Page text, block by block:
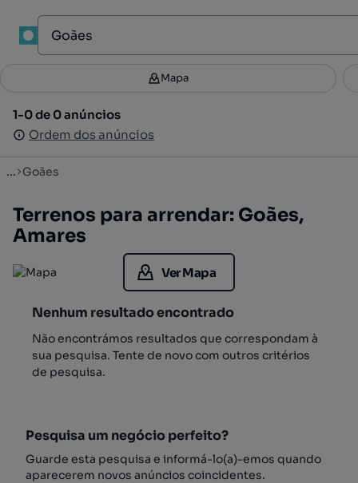
Filtros 3
1-0 de 0 anúncios
Ordem dos anúncios
Mapa
1-0 de 0 anúncios
Ordem dos anúncios
... Goães
Terrenos para arrendar: Goães,
Amares
Ver Mapa
Nenhum resultado encontrado
Não encontrámos resultados que correspondam à
sua pesquisa. Tente de novo com outros critérios
de pesquisa.
Pesquisa um negócio perfeito?
Guarde esta pesquisa e informá-lo(a)-emos quando
aparecerem novos anúncios coincidentes.